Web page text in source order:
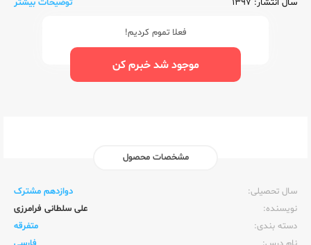
سال انتشار: 1397
توضیحات بیشتر
فعلا تموم کردیم!
موجود شد خبرم کن
مشخصات محصول
سال تحصیلی:‌
دوازدهم مشترک
نویسنده:‌
علی سلطانی فرامرزی
دسته بندی:
متفرقه